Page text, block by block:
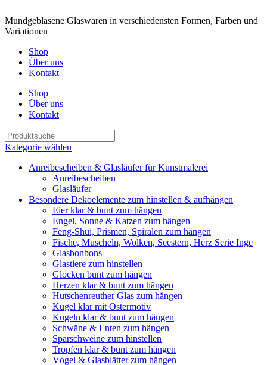
Mundgeblasene Glaswaren in verschiedensten Formen, Farben und
Variationen
Shop
Über uns
Kontakt
Shop
Über uns
Kontakt
Kategorie wählen
Anreibescheiben & Glasläufer für Kunstmalerei
Anreibescheiben
Glasläufer
Besondere Dekoelemente zum hinstellen & aufhängen
Eier klar & bunt zum hängen
Engel, Sonne & Katzen zum hängen
Feng-Shui, Prismen, Spiralen zum hängen
Fische, Muscheln, Wolken, Seestern, Herz Serie Inge
Glasbonbons
Glastiere zum hinstellen
Glocken bunt zum hängen
Herzen klar & bunt zum hängen
Hutschenreuther Glas zum hängen
Kugel klar mit Ostermotiv
Kugeln klar & bunt zum hängen
Schwäne & Enten zum hängen
Sparschweine zum hinstellen
Tropfen klar & bunt zum hängen
Vögel & Glasblätter zum hängen